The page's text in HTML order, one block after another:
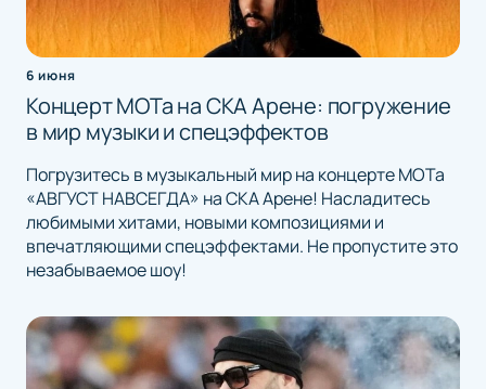
6 июня
Концерт МОТа на СКА Арене: погружение
в мир музыки и спецэффектов
Погрузитесь в музыкальный мир на концерте МОТа
«АВГУСТ НАВСЕГДА» на СКА Арене! Насладитесь
любимыми хитами, новыми композициями и
впечатляющими спецэффектами. Не пропустите это
незабываемое шоу!